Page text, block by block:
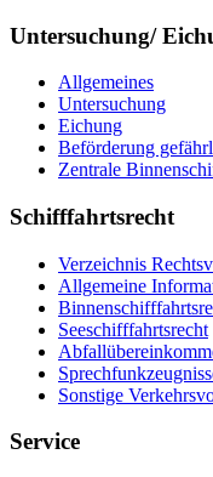
Untersuchung/
Allgemeines
Untersuchung
Eichung
Beförderung
Zentrale
Schifffahrtsrecht
Verzeichnis
Allgemeine
Seeschifffahrtsrecht
Sonstige
Service